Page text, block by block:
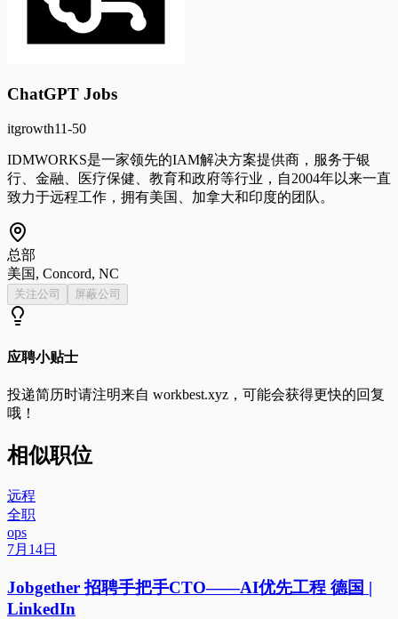
ChatGPT Jobs
itgrowth11-50
IDMWORKS是一家领先的IAM解决方案提供商，服务于银
行、金融、医疗保健、教育和政府等行业，自2004年以来一直
致力于远程工作，拥有美国、加拿大和印度的团队。
总部
美国, Concord, NC
关注公司 屏蔽公司
应聘小贴士
投递简历时请注明来自 workbest.xyz ，可能会获得更快的回复
哦！
相似职位
远程
全职
ops
7月14日
Jobgether 招聘手把手CTO——AI优先工程 德国 |
LinkedIn